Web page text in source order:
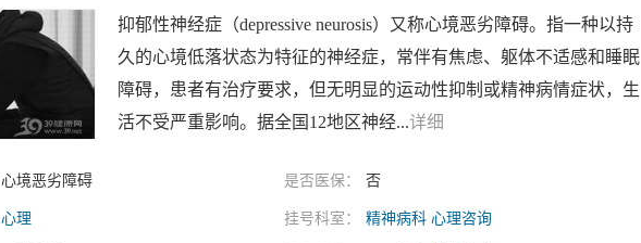
抑郁性神经症（depressive neurosis）又称心境恶劣障碍。指一种以持
久的心境低落状态为特征的神经症，常伴有焦虑、躯体不适感和睡眠
障碍，患者有治疗要求，但无明显的运动性抑制或精神病情症状，生
活不受严重影响。据全国12地区神经...详细
心境恶劣障碍 是否医保： 否
心理 挂号科室： 精神病科 心理咨询